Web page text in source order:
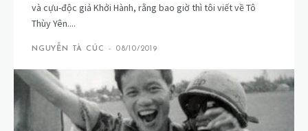
và cựu-độc giả Khởi Hành, rằng bao giờ thì tôi viết về Tô
Thùy Yên....
NGUYỄN TÀ CÚC - 08/10/2019